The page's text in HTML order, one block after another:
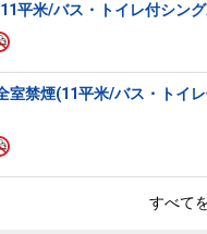
平米/バス・トイレ付シン
室禁煙(11平米/バス・トイ
すべて